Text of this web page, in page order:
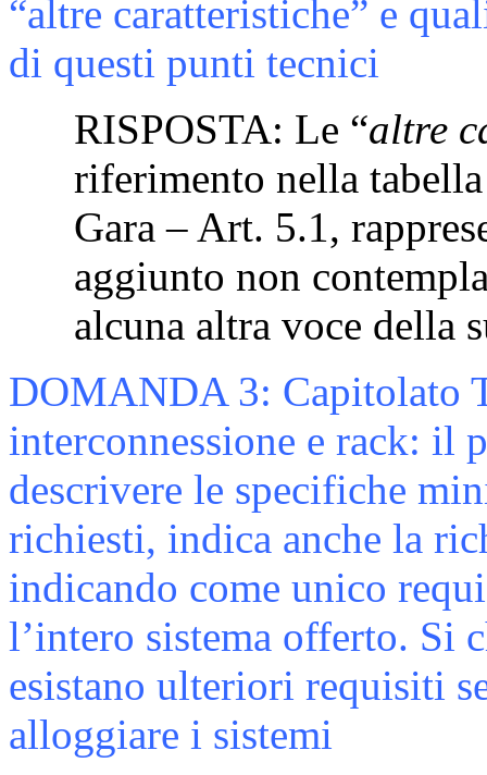
“altre caratteristiche” e
di questi punti tecnici
RISPOSTA: Le “altre
riferimento nella
Gara – Art. 5.1,
aggiunto non
alcuna altra voce della
DOMANDA 3: Capitolato
interconnessione e rack: il
descrivere le specifiche
richiesti, indica anche la
indicando come unico
l’intero sistema offerto. Si
esistano ulteriori requisiti
alloggiare i sistemi